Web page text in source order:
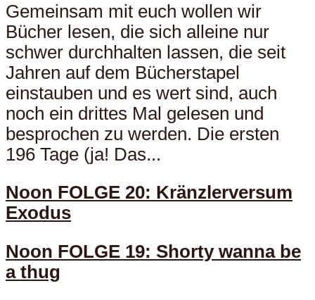
Gemeinsam mit euch wollen wir
Bücher lesen, die sich alleine nur
schwer durchhalten lassen, die seit
Jahren auf dem Bücherstapel
einstauben und es wert sind, auch
noch ein drittes Mal gelesen und
besprochen zu werden. Die ersten
196 Tage (ja! Das...
Noon FOLGE 20: Kränzlerversum
Exodus
Noon FOLGE 19: Shorty wanna be
a thug